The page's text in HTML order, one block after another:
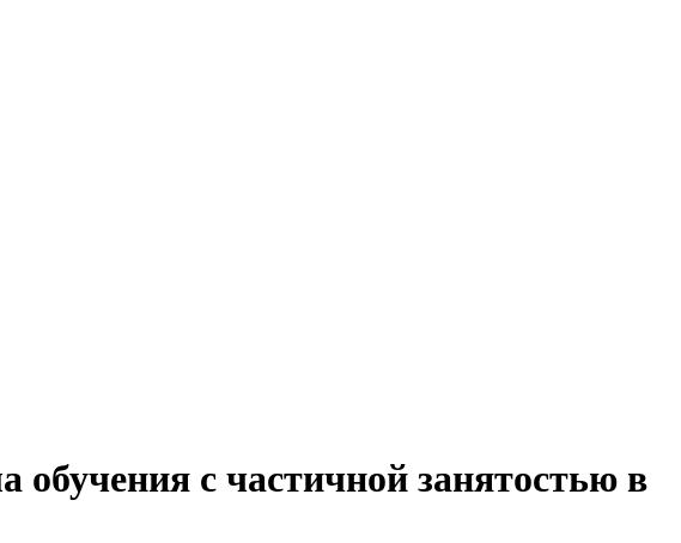
обучения с частичной занятостью в